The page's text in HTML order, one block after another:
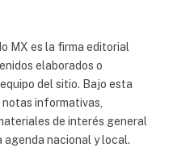
MX es la firma editorial
elaborados o
del sitio. Bajo esta
informativas,
de interés general
agenda nacional y local.